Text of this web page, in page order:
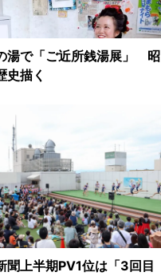
湯で「ご近所銭湯展」 昭
史描く
聞上半期PV1位は「3回目